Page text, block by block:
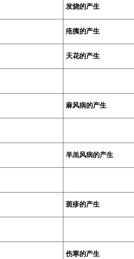
发烧的产生
疮痍的产生
天花的产生
麻风病的产生
羊羔风病的产生
斑疹的产生
伤寒的产生